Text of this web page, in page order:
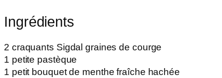
Ingrédients
2 craquants Sigdal graines de courge
1 petite pastèque
1 petit bouquet de menthe fraîche hachée